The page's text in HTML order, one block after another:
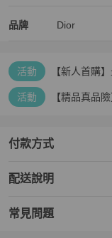
品牌
Dior精品 女包品牌介紹
Dior
Dior推薦清單
活動 【新人首購
活動 【精品真品
付款方式
配送說明
常見問題